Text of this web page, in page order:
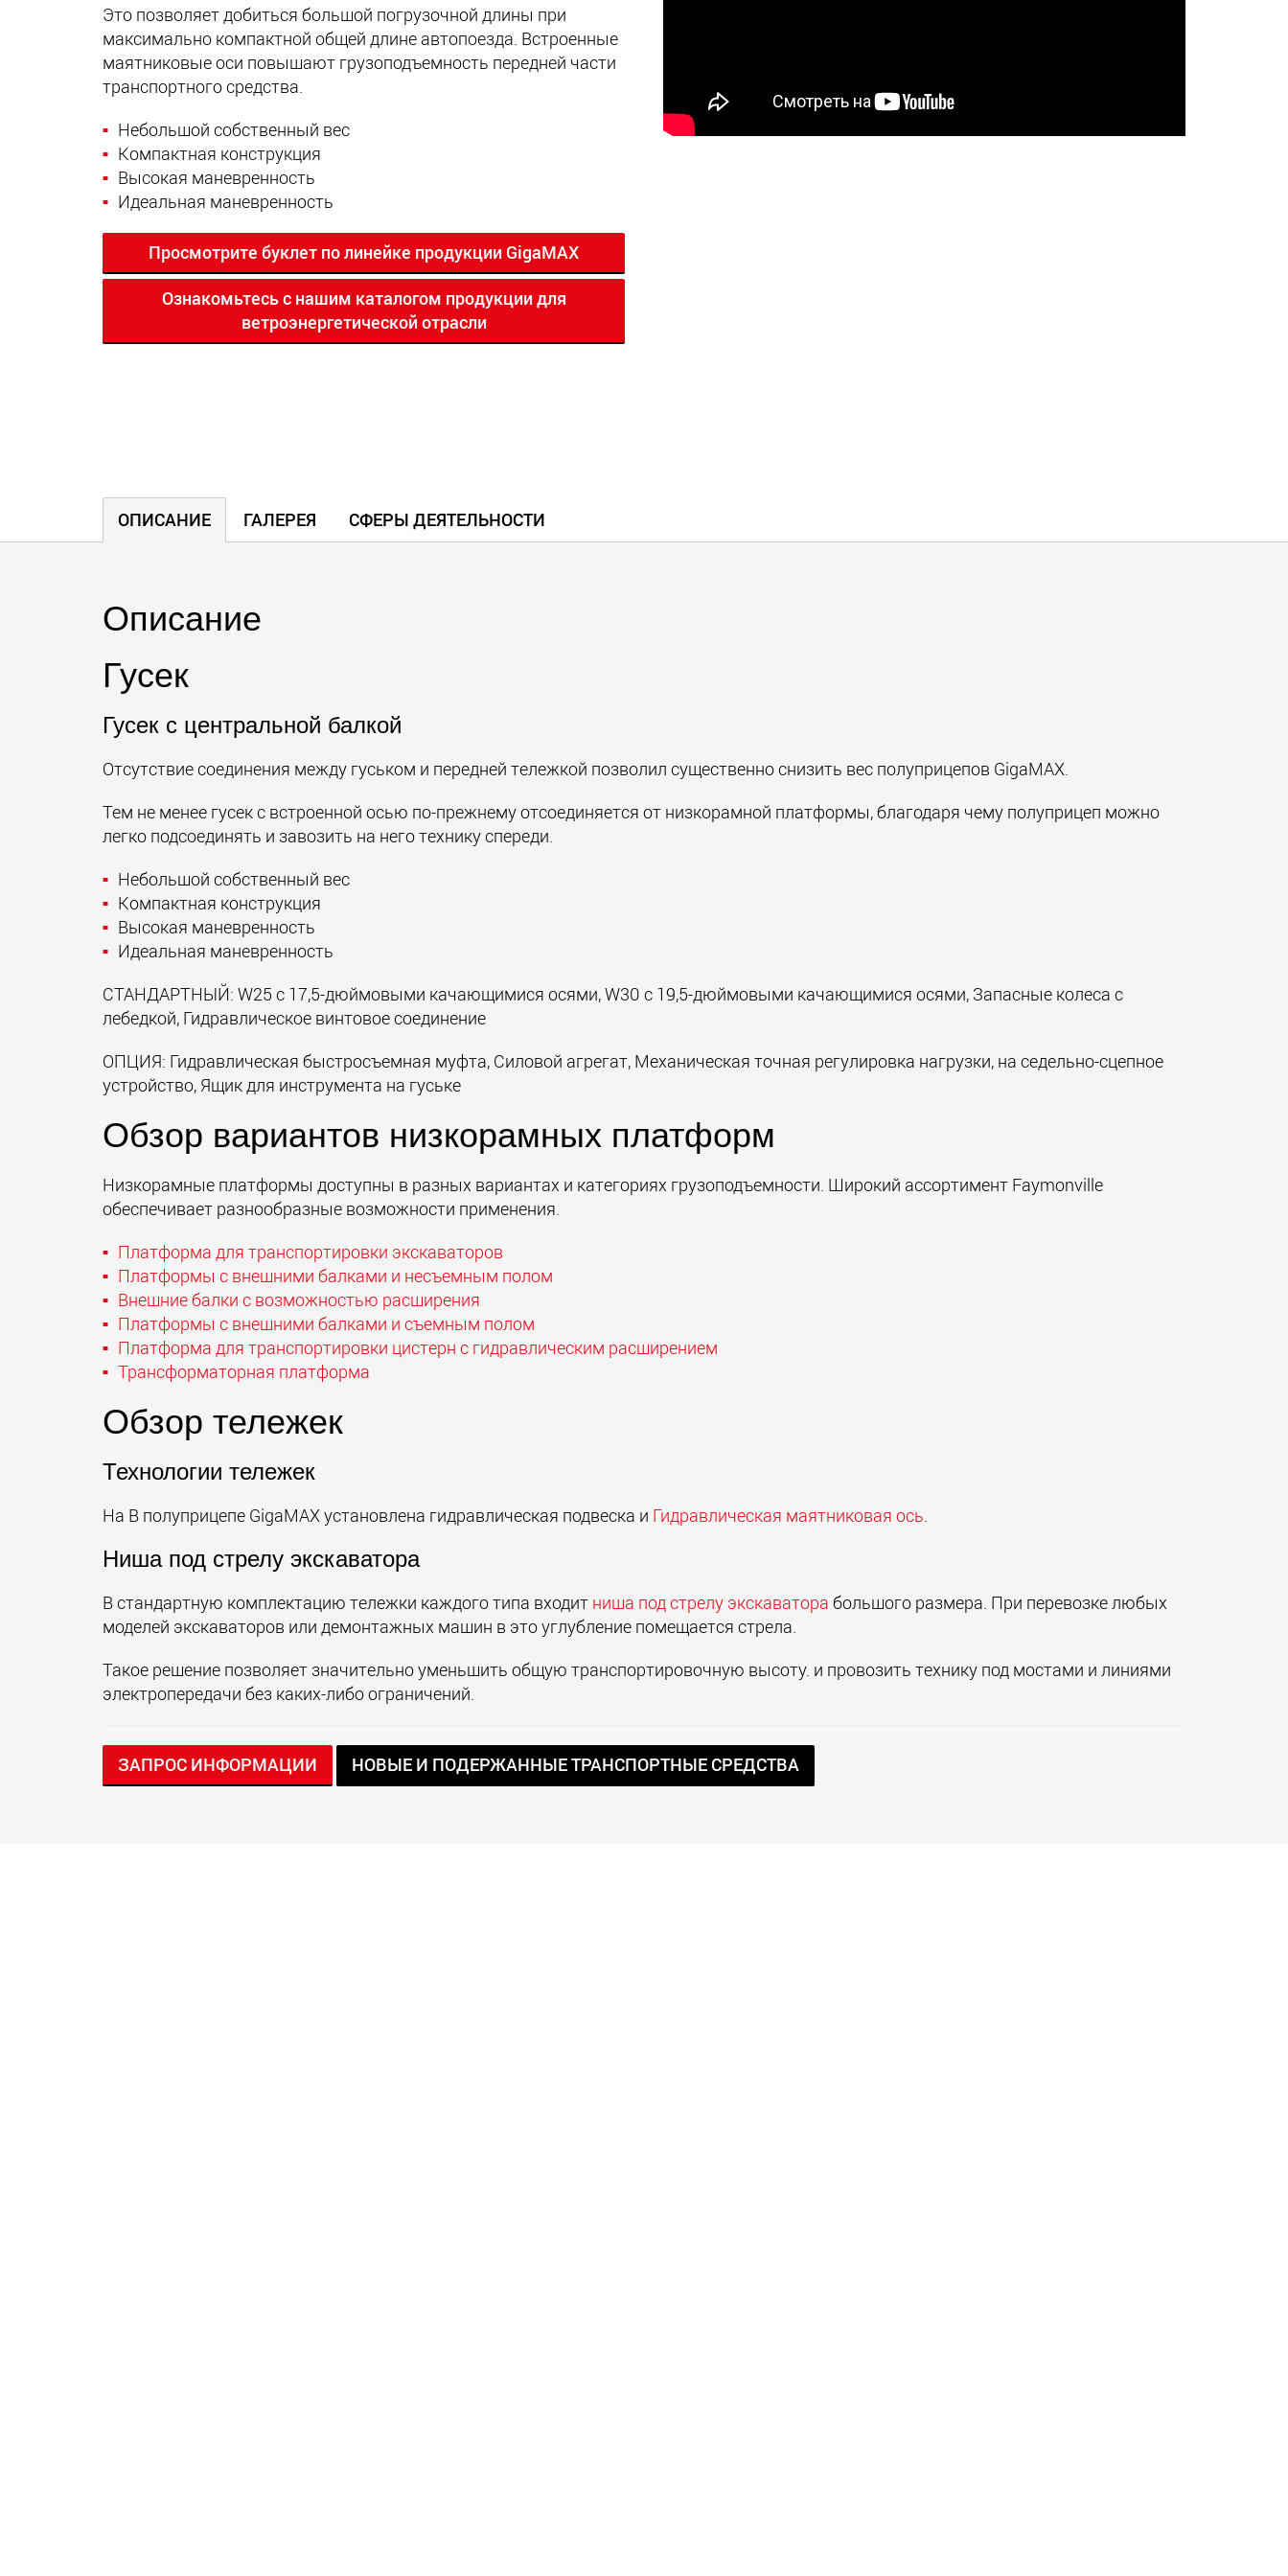
Это позволяет добиться большой погрузочной длины при
максимально компактной общей длине автопоезда. Встроенные
маятниковые оси повышают грузоподъемность передней части
транспортного средства.
Небольшой собственный вес
Компактная конструкция
Высокая маневренность
Идеальная маневренность
Просмотрите буклет по линейке продукции GigaMAX
Ознакомьтесь с нашим каталогом продукции для
ветроэнергетической отрасли
ОПИСАНИЕ ГАЛЕРЕЯ СФЕРЫ ДЕЯТЕЛЬНОСТИ
Описание
Гусек
Гусек с центральной балкой
Отсутствие соединения между гуськом и передней тележкой позволил существенно снизить вес полуприцепов GigaMAX.
Тем не менее гусек с встроенной осью по-прежнему отсоединяется от низкорамной платформы, благодаря чему полуприцеп можно
легко подсоединять и завозить на него технику спереди.
Небольшой собственный вес
Компактная конструкция
Высокая маневренность
Идеальная маневренность
СТАНДАРТНЫЙ: W25 с 17,5-дюймовыми качающимися осями, W30 с 19,5-дюймовыми качающимися осями, Запасные колеса с
лебедкой, Гидравлическое винтовое соединение
ОПЦИЯ: Гидравлическая быстросъемная муфта, Силовой агрегат, Механическая точная регулировка нагрузки, на седельно-сцепное
устройство, Ящик для инструмента на гуське
Обзор вариантов низкорамных платформ
Низкорамные платформы доступны в разных вариантах и категориях грузоподъемности. Широкий ассортимент Faymonville
обеспечивает разнообразные возможности применения.
Платформа для транспортировки экскаваторов
Платформы с внешними балками и несъемным полом
Внешние балки с возможностью расширения
Платформы с внешними балками и съемным полом
Платформа для транспортировки цистерн с гидравлическим расширением
Трансформаторная платформа
Обзор тележек
Технологии тележек
На В полуприцепе GigaMAX установлена гидравлическая подвеска и Гидравлическая маятниковая ось.
Hиша под стрелу экскаватора
В стандартную комплектацию тележки каждого типа входит ниша под стрелу экскаватора большого размера. При перевозке любых
моделей экскаваторов или демонтажных машин в это углубление помещается стрела.
Такое решение позволяет значительно уменьшить общую транспортировочную высоту. и провозить технику под мостами и линиями
электропередачи без каких-либо ограничений.
ЗАПРОС ИНФОРМАЦИИ НОВЫЕ И ПОДЕРЖАННЫЕ ТРАНСПОРТНЫЕ СРЕДСТВА